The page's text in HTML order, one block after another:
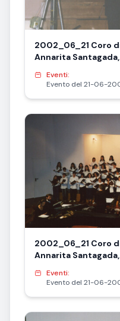
2002_06_21 Coro
Annarita
Eventi:
Evento del 21-06-
2002_06_21 Coro
Annarita
Eventi:
Evento del 21-06-